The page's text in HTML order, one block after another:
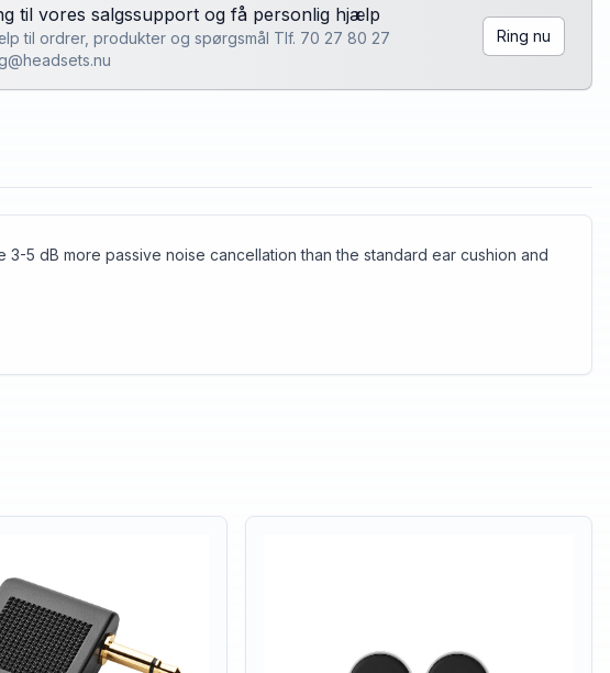
til vores salgssupport og få personlig hjælp
til ordrer, produkter og spørgsmål Tlf. 70 27 80 27
Ring nu
5 dB more passive noise cancellation than the standard ear cushion and